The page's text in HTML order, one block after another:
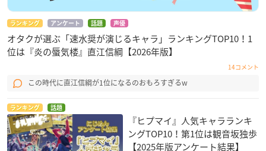
ランキング アンケート 話題 声優
オタクが選ぶ「速水奨が演じるキャラ」ランキングTOP10！1
位は『炎の蜃気楼』直江信綱【2026年版】
14コメント
この時代に直江信綱が1位になるのおもろすぎるw
ランキング 話題
『ヒプマイ』人気キャラランキ
ングTOP10！第1位は観音坂独歩
【2025年版アンケート結果】